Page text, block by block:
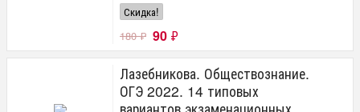
Скидка!
180₽ 90 ₽
Лазебникова. Обществознание.
ОГЭ 2022. 14 типовых